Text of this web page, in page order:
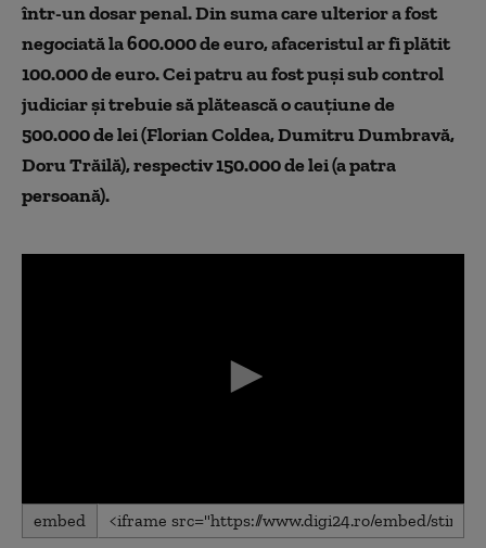
într-un dosar penal. Din suma care ulterior a fost
negociată la 600.000 de euro, afaceristul ar fi plătit
100.000 de euro. Cei patru au fost puși sub control
judiciar și trebuie să plătească o cauțiune de
500.000 de lei (Florian Coldea, Dumitru Dumbravă,
Doru Trăilă), respectiv 150.000 de lei (a patra
persoană).
0
seconds
embed